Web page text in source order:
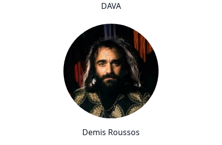
DAVA
Demis Roussos